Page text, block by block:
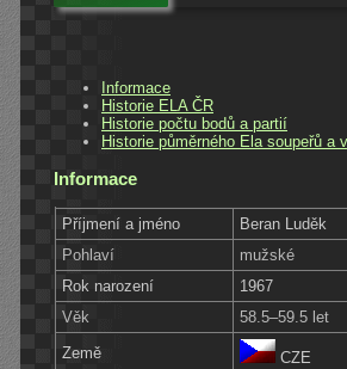
Informace
Historie ELA ČR
Historie počtu bodů a partií
Historie půměrného Ela soupeřů a
Informace
Příjmení a jméno
Beran Luděk
Pohlaví
mužské
Rok narození
1967
Věk
58.5–59.5 let
Země
CZE